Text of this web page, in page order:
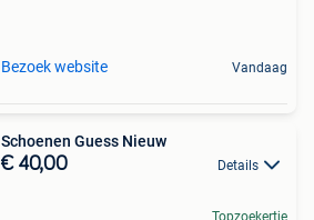
Bezoek website Vandaag
Schoenen Guess Nieuw
€ 40,00 Details